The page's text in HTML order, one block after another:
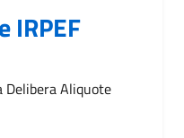
IRPEF
Delibera Aliquote